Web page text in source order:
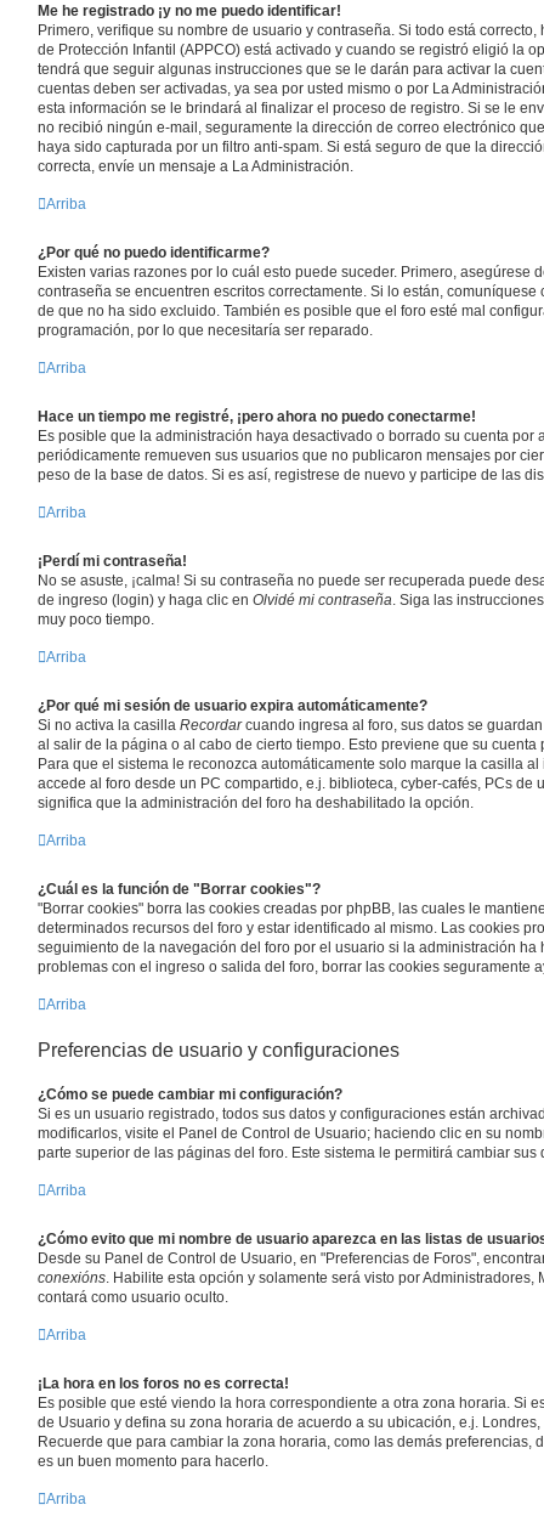
Me he registrado ¡y no me puedo identificar!
Primero, verifique su nombre de usuario y contraseña. Si todo está
de Protección Infantil (APPCO) está activado y cuando se registró eligió la
tendrá que seguir algunas instrucciones que se le darán para activar la
cuentas deben ser activadas, ya sea por usted mismo o por La
esta información se le brindará al finalizar el proceso de registro. Si se le
no recibió ningún e-mail, seguramente la dirección de correo electrónico
haya sido capturada por un filtro anti-spam. Si está seguro de que la
correcta, envíe un mensaje a La Administración.
Arriba
¿Por qué no puedo identificarme?
Existen varias razones por lo cuál esto puede suceder. Primero, asegúrese
contraseña se encuentren escritos correctamente. Si lo están,
de que no ha sido excluido. También es posible que el foro esté mal
programación, por lo que necesitaría ser reparado.
Arriba
Hace un tiempo me registré, ¡pero ahora no puedo conectarme!
Es posible que la administración haya desactivado o borrado su cuenta por
periódicamente remueven sus usuarios que no publicaron mensajes por
peso de la base de datos. Si es así, registrese de nuevo y participe de las
Arriba
¡Perdí mi contraseña!
No se asuste, ¡calma! Si su contraseña no puede ser recuperada puede
de ingreso (login) y haga clic en Olvidé mi contraseña . Siga las
muy poco tiempo.
Arriba
¿Por qué mi sesión de usuario expira automáticamente?
Si no activa la casilla Recordarcuando ingresa al foro, sus datos se
al salir de la página o al cabo de cierto tiempo. Esto previene que su
Para que el sistema le reconozca automáticamente solo marque la casilla
accede al foro desde un PC compartido, e.j. biblioteca, cyber-cafés, PCs de
significa que la administración del foro ha deshabilitado la opción.
Arriba
¿Cuál es la función de "Borrar cookies"?
"Borrar cookies" borra las cookies creadas por phpBB, las cuales le
determinados recursos del foro y estar identificado al mismo. Las cookies
seguimiento de la navegación del foro por el usuario si la administración
problemas con el ingreso o salida del foro, borrar las cookies seguramente
Arriba
Preferencias de usuario y configuraciones
¿Cómo se puede cambiar mi configuración?
Si es un usuario registrado, todos sus datos y configuraciones están
modificarlos, visite el Panel de Control de Usuario; haciendo clic en su
parte superior de las páginas del foro. Este sistema le permitirá cambiar sus
Arriba
¿Cómo evito que mi nombre de usuario aparezca en las listas de
Desde su Panel de Control de Usuario, en "Preferencias de Foros",
conexións . Habilite esta opción y solamente será visto por
contará como usuario oculto.
Arriba
¡La hora en los foros no es correcta!
Es posible que esté viendo la hora correspondiente a otra zona horaria. Si
de Usuario y defina su zona horaria de acuerdo a su ubicación, e.j. Londres,
Recuerde que para cambiar la zona horaria, como las demás preferencias,
es un buen momento para hacerlo.
Arriba